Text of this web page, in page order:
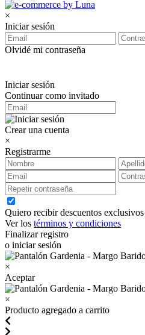
×
Iniciar sesión
Olvidé mi contraseña
Iniciar sesión
Continuar como invitado
Crear una cuenta
×
Registrarme
Quiero recibir descuentos
Ver los términos y condiciones
Finalizar registro
o iniciar sesión
×
Aceptar
×
Producto agregado a carrito